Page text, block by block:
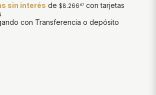
sin interés de $8.266 67con tarjetas
con Transferencia o depósito